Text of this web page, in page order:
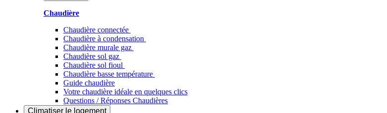
Chaudière
Chaudière connectée
Chaudière à condensation
Chaudière murale gaz
Chaudière sol gaz
Chaudière sol fioul
Chaudière basse température
Guide chaudière
Votre chaudière idéale en quelques clics
Questions / Réponses Chaudières
Climatiser le logement